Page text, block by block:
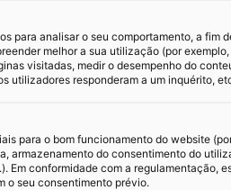
o mercado
tendências, veja relatórios de
(como Lisboa, Porto ou
para analisar o seu comportamento, a fim
melhor a sua utilização (por
visitadas, medir o desempenho do
utilizadores responderam a um inquérito,
para o bom funcionamento do website
armazenamento do consentimento do
Em conformidade com a regulamentação,
o seu consentimento prévio.